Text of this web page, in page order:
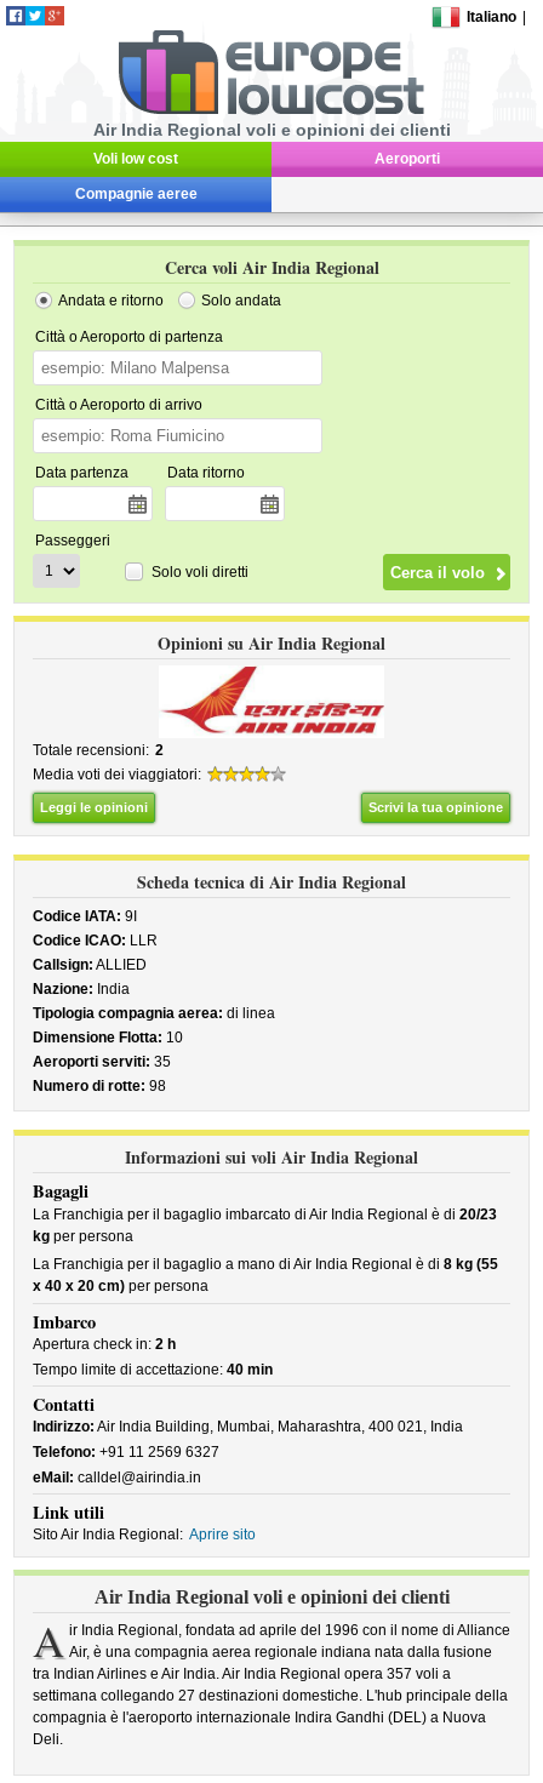
Italiano
Air India Regional voli e opinioni dei clienti
Voli low cost Aeroporti
Compagnie aeree
Cerca voli Air India Regional
Andata e ritorno Solo andata
Città o Aeroporto di partenza
Città o Aeroporto di arrivo
Data partenza Data ritorno
Passeggeri
Solo voli diretti
Opinioni su Air India Regional
Totale recensioni: 2
Media voti dei viaggiatori:
Leggi le opinioni Scrivi la tua opinione
Scheda tecnica di Air India Regional
Codice IATA: 9I
Codice ICAO: LLR
Callsign: ALLIED
Nazione: India
Tipologia compagnia aerea: di linea
Dimensione Flotta: 10
Aeroporti serviti: 35
Numero di rotte: 98
Informazioni sui voli Air India Regional
Bagagli
La Franchigia per il bagaglio imbarcato di Air India Regional è di20/23
kg per persona
La Franchigia per il bagaglio a mano di Air India Regional è di8 kg (55
x 40 x 20 cm) per persona
Imbarco
Apertura check in:2 h
Tempo limite di accettazione:40 min
Contatti
Indirizzo: Air India Building, Mumbai, Maharashtra, 400 021, India
Telefono: +91 11 2569 6327
eMail: calldel@airindia.in
Link utili
Sito Air India Regional: Aprire sito
Air India Regional voli e opinioni dei clienti
A ir India Regional, fondata ad aprile del 1996 con il nome di Alliance
Air, è una compagnia aerea regionale indiana nata dalla fusione
tra Indian Airlines e Air India. Air India Regional opera 357 voli a
settimana collegando 27 destinazioni domestiche. L'hub principale della
compagnia è l'aeroporto internazionale Indira Gandhi (DEL) a Nuova
Deli.